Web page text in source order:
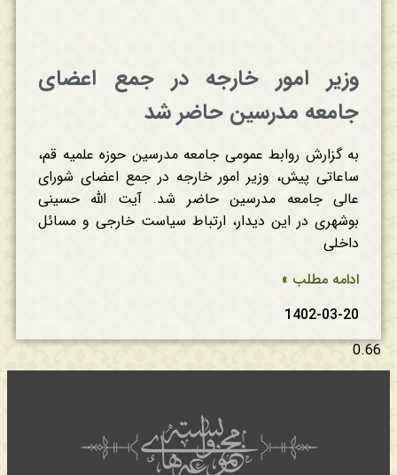
وزیر امور خارجه در جمع اعضای
جامعه مدرسین حاضر شد
به گزارش روابط عمومی جامعه مدرسین حوزه علمیه قم،
ساعاتی پیش، وزیر امور خارجه در جمع اعضای شورای
عالی جامعه مدرسین حاضر شد. آیت الله حسینی
بوشهری در این دیدار، ارتباط سیاست خارجی و مسائل
داخلی
ادامه مطلب »
1402-03-20